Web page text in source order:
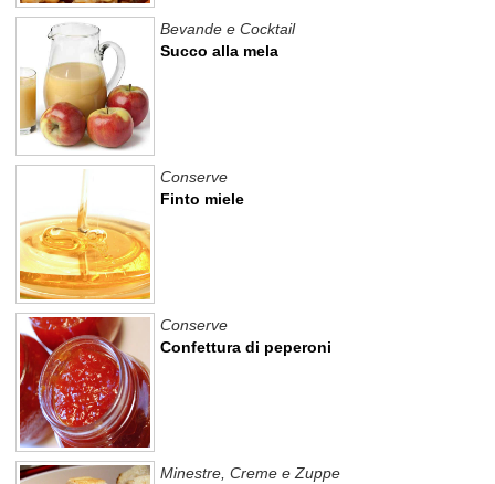
Succo alla mela
Bevande e Cocktail
Finto miele
Conserve
Confettura di peperoni
Conserve
Minestre, Creme e Zuppe